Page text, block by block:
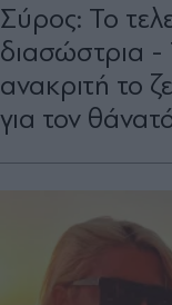
Σύρος: Το
διασώστρια -
ανακριτή το
για τον